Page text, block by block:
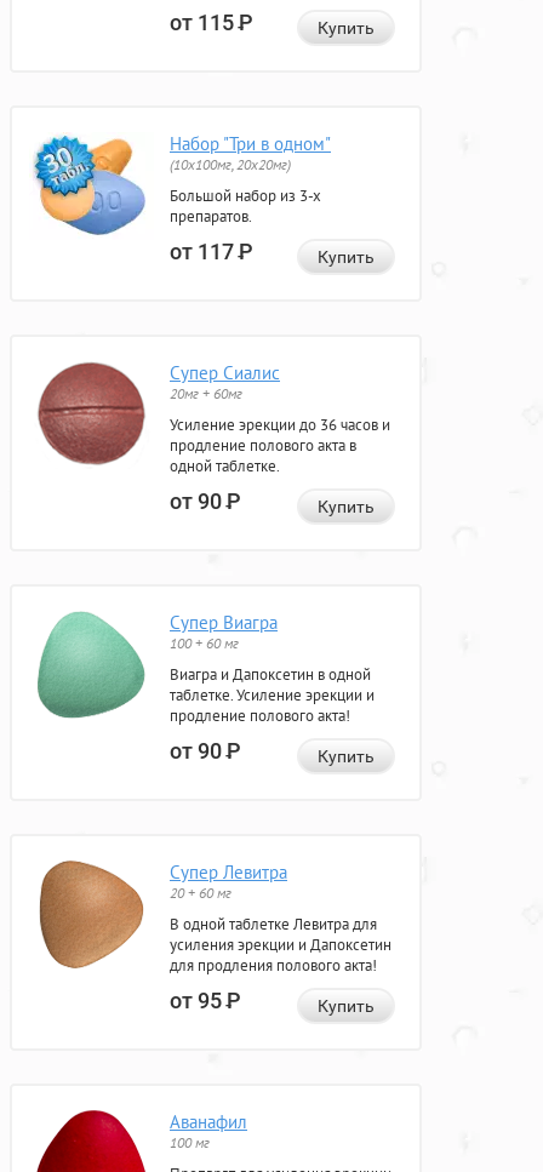
от 115Р Купить
Набор "Три в одном"
(10x100мг, 20x20мг)
Большой набор из 3-х
препаратов.
от 117Р Купить
Супер Сиалис
20мг + 60мг
Усиление эрекции до 36 часов и
продление полового акта в
одной таблетке.
от 90Р Купить
Супер Виагра
100 + 60 мг
Виагра и Дапоксетин в одной
таблетке. Усиление эрекции и
продление полового акта!
от 90Р Купить
Супер Левитра
20 + 60 мг
В одной таблетке Левитра для
усиления эрекции и Дапоксетин
для продления полового акта!
от 95Р Купить
Аванафил
100 мг